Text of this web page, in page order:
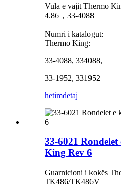
Vula e vajit Thermo
4.86，33-4088
Numri i katalogut:
Thermo King:
33-4088, 334088,
33-1952, 331952
hetimdetaj
33-6021
King Rev 6
Guarnicioni i kokës
TK486/TK486V